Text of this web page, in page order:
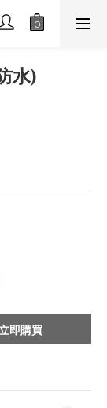
水)
即購買